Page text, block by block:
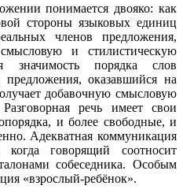
понимается двояко: как
стороны языковых единиц
членов предложения,
и стилистическую
значимость порядка слов
оказавшийся на
добавочную смысловую
речь имеет свои
и более свободные, и
Адекватная коммуникация
говорящий соотносит
собеседника. Особым
«взрослый-ребёнок».